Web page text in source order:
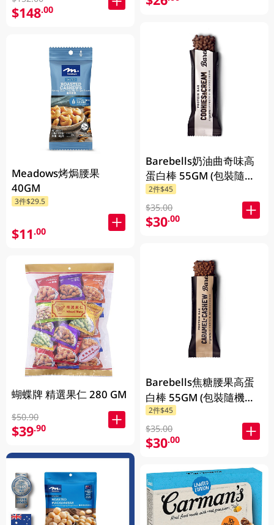
$148.00
Meadows烤焗腰果
40GM
3件$29.5
$11.00
蝴蝶牌 精選果仁 280 GM
$50.90
$39.90
Barebells奶油曲奇味高
蛋白棒 55GM (包裝隨機
發放)
2件$45
$35.00
$30.00
Barebells焦糖腰果高蛋
白棒 55GM (包裝隨機發
放)
2件$45
$35.00
$30.00